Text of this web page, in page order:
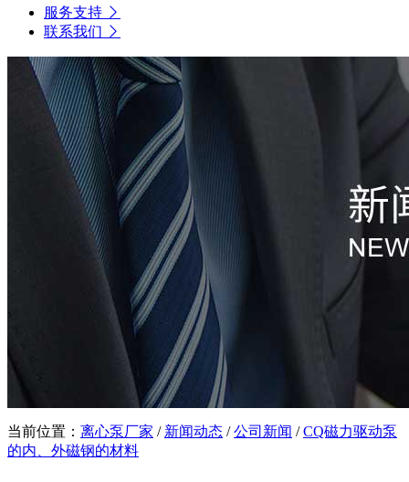
服务支持
联系我们
当前位置： 离心泵厂家 / 新闻动态 /公司新闻 /CQ磁力驱动泵
的内、外磁钢的材料